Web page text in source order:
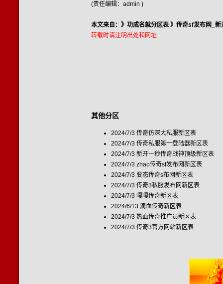
(责任编辑：admin )
本文来自：》 功成名就分区表 》 传奇sf发布网_新
转载时请注明出处和网址
其他分区
2024/7/3 传奇仿深大私服新区表
2024/7/3 传奇私服第一登陆器新区表
2024/7/3 新开一秒传奇战神顶级新区表
2024/7/3 zhao传奇sf发布网新区表
2024/7/3 变态传奇s布网新区表
2024/7/3 传奇3私服发布网新区表
2024/7/3 嘎嘎传奇新区表
2024/6/13 滴血传奇新区表
2024/7/3 热血传奇推广员新区表
2024/7/3 传奇3官方网站新区表